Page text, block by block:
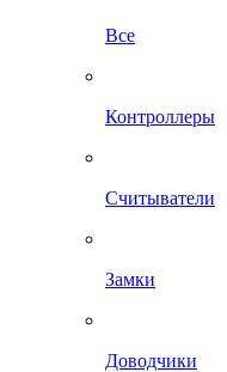
Все
Контроллеры
Считыватели
Замки
Доводчики